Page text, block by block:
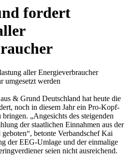
fordert
aller Energieverbraucher
umgesetzt werden
& Grund Deutschland hat heute die
noch in diesem Jahr ein Pro-Kopf-
„Angesichts des steigenden
der staatlichen Einnahmen aus der
betonte Verbandschef Kai
der EEG-Umlage und der einmalige
seien nicht ausreichend.